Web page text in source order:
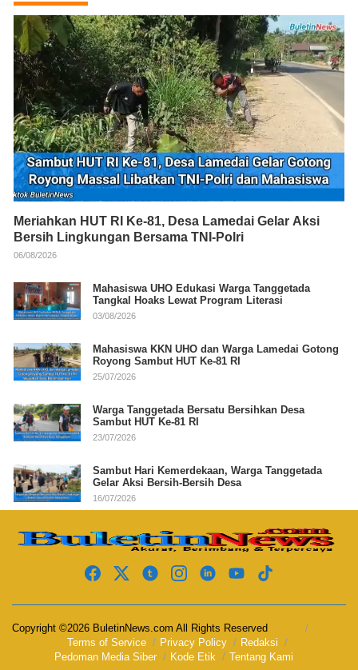
Meriahkan HUT RI Ke-81, Desa Lamedai Gelar Aksi
Bersih Lingkungan Bersama TNI-Polri
06/08/2026
Mahasiswa UHO Edukasi Warga Tanggetada
Tangkal Hoaks Lewat Program Literasi
03/08/2026
Mahasiswa KKN UHO dan Warga Lamedai Gotong
Royong Sambut HUT Ke-81 RI
25/07/2026
Warga Tanggetada Bersatu Bersihkan Desa
Sambut HUT Ke-81 RI
23/07/2026
Sambut Hari Kemerdekaan, Warga Tanggetada
Gelar Aksi Bersih-Bersih Desa
16/07/2026
Copyright ©2026 BuletinNews.com All Rights Reserved
Terms of Service
Privacy Policy
Redaksi
Pedoman Media Siber
Kode Etik Tentang Kami